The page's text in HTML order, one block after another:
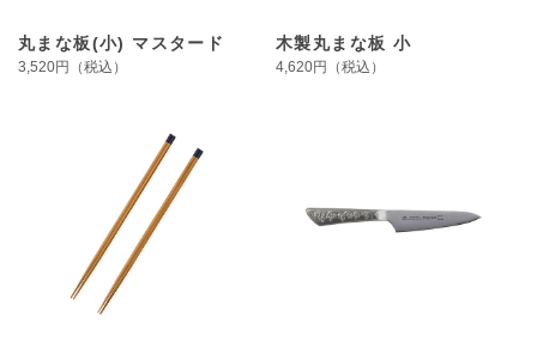
丸まな板(小) マスタード
3,520円（税込）
木製丸まな板 小
4,620円（税込）